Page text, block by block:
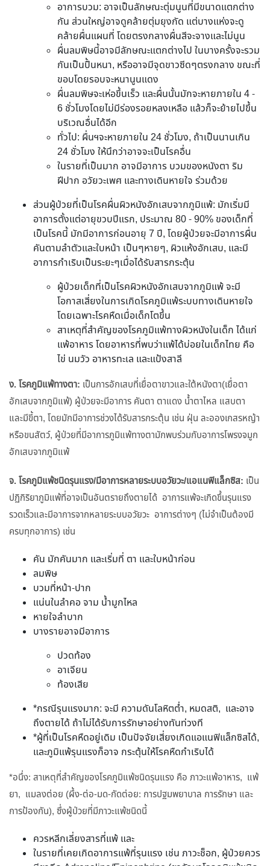
อาการบวม: อาจเป็นลักษณะตุ่มนูนที่มีขนาดแตกต่าง
กัน ส่วนใหญ่อาจดูคล้ายตุ่มยุงกัด แต่บางแห่งจะดู
คล้ายผื่นแผนที่ โดยตรงกลางผื่นสีจะจางและไม่นูน
ผื่นลมพิษนี้อาจมีลักษณะแตกต่างไป ในบางครั้งจะรวม
กันเป็นปื้นหนา, หรืออาจมีจุดขาวซีดๆตรงกลาง ขณะที่
ขอบโดยรอบจะหนานูนแดง
ผื่นลมพิษจะเห่อขึ้นเร็ว และผื่นนั้นมักจะหายภายใน 4 -
6 ชั่วโมงโดยไม่มีร่องรอยหลงเหลือ แล้วก็จะย้ายไปขึ้น
บริเวณอื่นได้อีก
ทั่วไป: ผื่นฯจะหายภายใน 24 ชั่วโมง, ถ้าเป็นนานเกิน
24 ชั่วโมง ให้นึกว่าอาจจะเป็นโรคอื่น
ในรายที่เป็นมาก อาจมีอาการ บวมของหนังตา ริม
ฝีปาก อวัยวะเพศ และทางเดินหายใจ ร่วมด้วย
ส่วนผู้ป่วยที่เป็นโรคผื่นผิวหนังอักเสบจากภูมิแพ้: มักเริ่มมี
อาการตั้งแต่อายุขวบปีแรก, ประมาณ 80 - 90% ของเด็กที่
เป็นโรคนี้ มักมีอาการก่อนอายุ 7 ปี, โดยผู้ป่วยจะมีอาการผื่น
คันตามลำตัวและใบหน้า เป็นๆหายๆ, ผิวแห้งอักเสบ, และมี
อาการกำเริบเป็นระยะๆเมื่อได้รับสารกระตุ้น
ผู้ป่วยเด็กที่เป็นโรคผิวหนังอักเสบจากภูมิแพ้ จะมี
โอกาสเสี่ยงในการเกิดโรคภูมิแพ้ระบบทางเดินหายใจ
โดยเฉพาะโรคหืดเมื่อเด็กโตขึ้น
สาเหตุที่สำคัญของโรคภูมิแพ้ทางผิวหนังในเด็ก ได้แก่
แพ้อาหาร โดยอาหารที่พบว่าแพ้ได้บ่อยในเด็กไทย คือ
ไข่ นมวัว อาหารทะเล และแป้งสาลี
ง. โรคภูมิแพ้ทางตา: เป็นการอักเสบที่เยื่อตาขาวและใต้หนังตา(เยื่อตา
อักเสบจากภูมิแพ้) ผู้ป่วยจะมีอาการ คันตา ตาแดง น้ำตาไหล แสบตา
และมีขี้ตา, โดยมักมีอาการช่วงได้รับสารกระตุ้น เช่น ฝุ่น ละอองเกสรหญ้า
หรือขนสัตว์, ผู้ป่วยที่มีอาการภูมิแพ้ทางตามักพบร่วมกับอาการโพรงจมูก
อักเสบจากภูมิแพ้
จ. โรคภูมิแพ้ชนิดรุนแรง/มีอาการหลายระบบอวัยวะ/แอแนฟิแล็กซิส: เป็น
ปฏิกิริยาภูมิแพ้ที่อาจเป็นอันตรายถึงตายได้ อาการแพ้จะเกิดขึ้นรุนแรง
รวดเร็วและมีอาการจากหลายระบบอวัยวะ อาการต่างๆ (ไม่จำเป็นต้องมี
ครบทุกอาการ) เช่น
คัน มักคันมาก และเริ่มที่ ตา และใบหน้าก่อน
ลมพิษ
บวมที่หน้า-ปาก
แน่นในลำคอ จาม น้ำมูกไหล
หายใจลำบาก
บางรายอาจมีอาการ
ปวดท้อง
อาเจียน
ท้องเสีย
*กรณีรุนแรงมาก: จะมี ความดันโลหิตต่ำ, หมดสติ, และอาจ
ถึงตายได้ ถ้าไม่ได้รับการรักษาอย่างทันท่วงที
*ผู้ที่เป็นโรคหืดอยู่เดิม เป็นปัจจัยเสี่ยงเกิดแอแนฟิแล็กซิสได้,
และภูมิแพ้รุนแรงก็อาจ กระตุ้นให้โรคหืดกำเริบได้
*อนึ่ง: สาเหตุที่สำคัญของโรคภูมิแพ้ชนิดรุนแรง คือ ภาวะแพ้อาหาร, แพ้
ยา, แมลงต่อย (ผึ้ง-ต่อ-มด-กัดต่อย: การปฐมพยาบาล การรักษา และ
การป้องกัน), ซึ่งผู้ป่วยที่มีภาวะแพ้ชนิดนี้
ควรหลีกเลี่ยงสารที่แพ้ และ
ในรายที่เคยเกิดอาการแพ้ที่รุนแรง เช่น ภาวะช็อก, ผู้ป่วยควร